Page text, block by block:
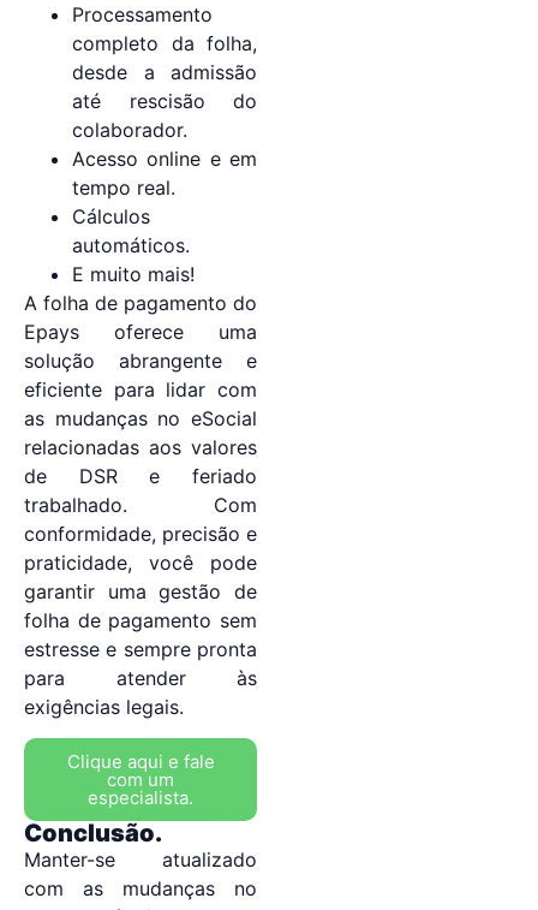
Processamento
completo da folha,
desde a admissão
até rescisão do
colaborador.
Acesso online e em
tempo real.
Cálculos
automáticos.
E muito mais!
A folha de pagamento do
Epays oferece uma
solução abrangente e
eficiente para lidar com
as mudanças no eSocial
relacionadas aos valores
de DSR e feriado
trabalhado. Com
conformidade, precisão e
praticidade, você pode
garantir uma gestão de
folha de pagamento sem
estresse e sempre pronta
para atender às
exigências legais.
Clique aqui e fale
com um
especialista.
Conclusão.
Manter-se atualizado
com as mudanças no